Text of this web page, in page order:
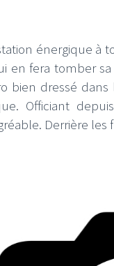
énergique à
en fera tomber
bien dressé
Officiant
Derrière les